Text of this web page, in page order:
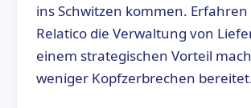
ins Schwitzen kommen. Erfahren
Relatico die Verwaltung von
einem strategischen Vorteil
weniger Kopfzerbrechen